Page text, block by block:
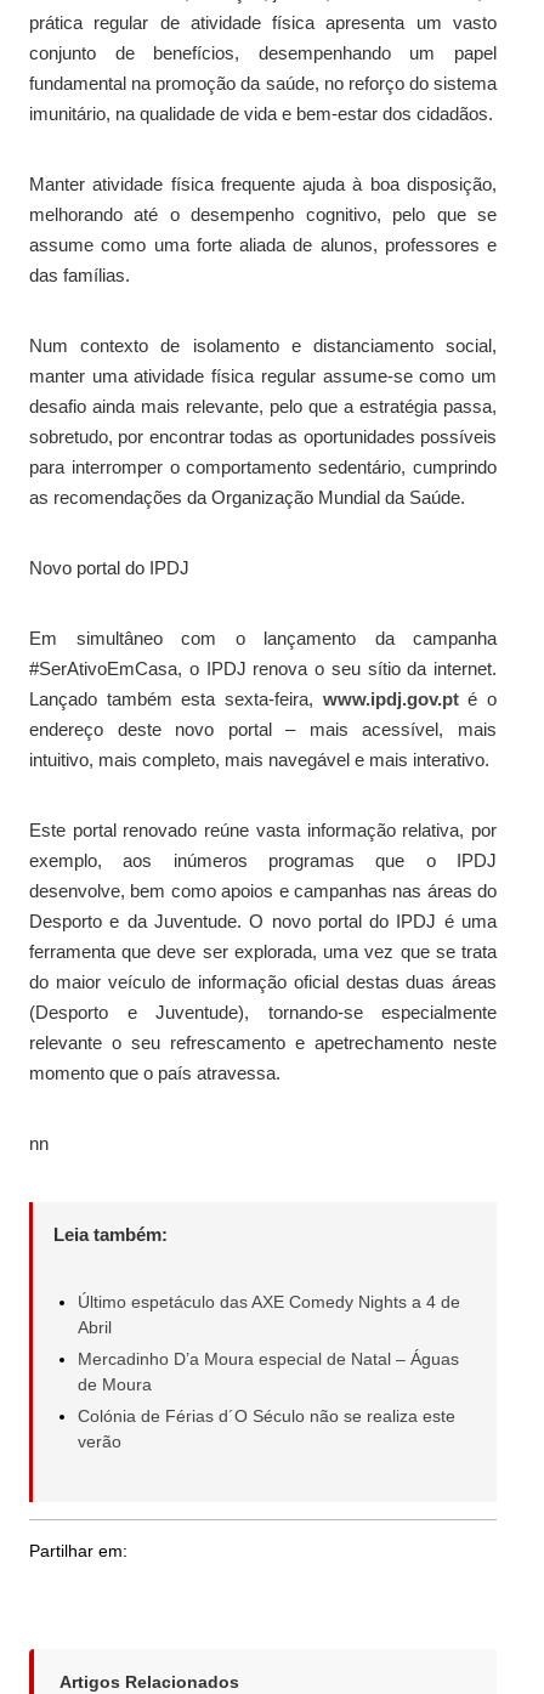
prática regular de atividade física apresenta um vasto
conjunto de benefícios, desempenhando um papel
fundamental na promoção da saúde, no reforço do sistema
imunitário, na qualidade de vida e bem-estar dos cidadãos.
Manter atividade física frequente ajuda à boa disposição,
melhorando até o desempenho cognitivo, pelo que se
assume como uma forte aliada de alunos, professores e
das famílias.
Num contexto de isolamento e distanciamento social,
manter uma atividade física regular assume-se como um
desafio ainda mais relevante, pelo que a estratégia passa,
sobretudo, por encontrar todas as oportunidades possíveis
para interromper o comportamento sedentário, cumprindo
as recomendações da Organização Mundial da Saúde.
Novo portal do IPDJ
Em simultâneo com o lançamento da campanha
#SerAtivoEmCasa, o IPDJ renova o seu sítio da internet.
Lançado também esta sexta-feira, www.ipdj.gov.pté o
endereço deste novo portal – mais acessível, mais
intuitivo, mais completo, mais navegável e mais interativo.
Este portal renovado reúne vasta informação relativa, por
exemplo, aos inúmeros programas que o IPDJ
desenvolve, bem como apoios e campanhas nas áreas do
Desporto e da Juventude. O novo portal do IPDJ é uma
ferramenta que deve ser explorada, uma vez que se trata
do maior veículo de informação oficial destas duas áreas
(Desporto e Juventude), tornando-se especialmente
relevante o seu refrescamento e apetrechamento neste
momento que o país atravessa.
nn
Leia também:
Último espetáculo das AXE Comedy Nights a 4 de
Abril
Mercadinho D’a Moura especial de Natal – Águas
de Moura
Colónia de Férias d´O Século não se realiza este
verão
Partilhar em:
Artigos Relacionados